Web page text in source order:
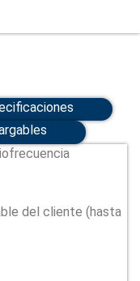
del cliente (hasta